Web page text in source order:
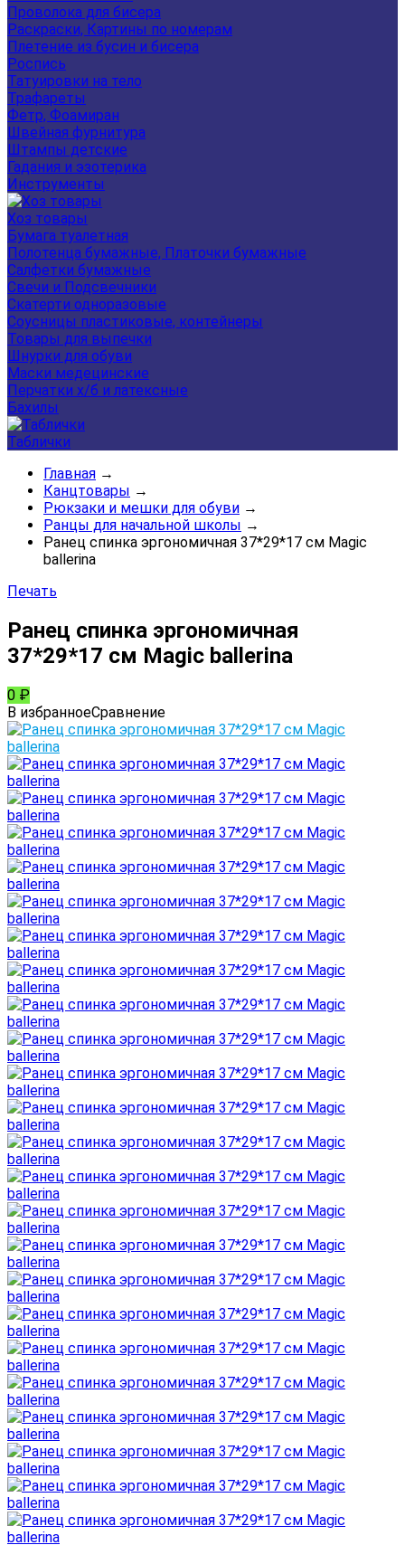
Проволока для бисера
Раскраски, Картины по номерам
Плетение из бусин и бисера
Роспись
Татуировки на тело
Трафареты
Фетр, Фоамиран
Швейная фурнитура
Штампы детские
Гадания и эзотерика
Инструменты
Хоз товары
Бумага туалетная
Полотенца бумажные, Платочки бумажные
Салфетки бумажные
Свечи и Подсвечники
Скатерти одноразовые
Соусницы пластиковые, контейнеры
Товары для выпечки
Шнурки для обуви
Маски медецинские
Перчатки х/б и латексные
Бахилы
Таблички
Главная →
Канцтовары →
Рюкзаки и мешки для обуви →
Ранцы для начальной школы →
Ранец спинка эргономичная 37*29*17 см Magic
ballerina
Печать
Ранец спинка эргономичная
37*29*17 см Magic ballerina
0 ₽
В избранноеСравнение